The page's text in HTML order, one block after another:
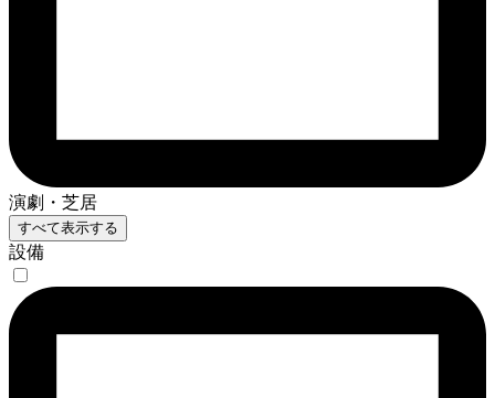
演劇・芝居
すべて表示する
設備